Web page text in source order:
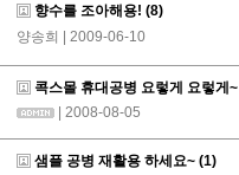
향수를 조아해용! (8)
양송희 | 2009-06-10
콕스몰 휴대공병 요렇게 요렇게~
| 2008-08-05
샘플 공병 재활용 하세요~ (1)